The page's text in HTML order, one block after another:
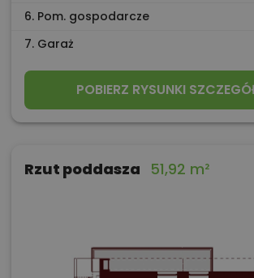
6. Pom. gospodarcze
7. Garaż
POBIERZ RYSUNKI
Rzut poddasza 51,92 m²